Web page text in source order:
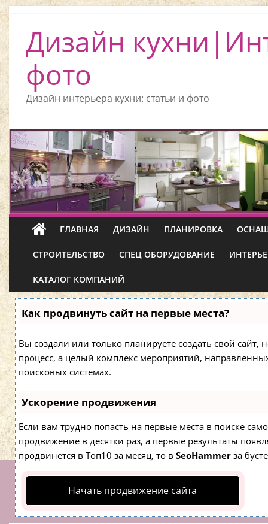
Дизайн
фото
Дизайн интерьера кухни: статьи и фото
ГЛАВНАЯ ДИЗАЙН ПЛАНИРОВКА
СТРОИТЕЛЬСТВО СПЕЦ ОБОРУДОВАНИЕ
КАТАЛОГ КОМПАНИЙ
Как продвинуть сайт на первые места?
Вы создали или только планируете создать свой сайт,
процесс, а целый комплекс мероприятий,
поисковых системах.
Ускорение продвижения
Если вам трудно попасть на первые места в поиске
продвижение в десятки раз, а первые результаты
продвинется в Топ10 за месяц, то в SeoHammerза
Начать продвижение сайта